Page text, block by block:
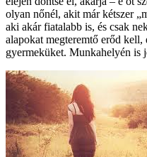
olyan nőnél, akit már kétszer
aki akár fiatalabb is, és csak
alapokat megteremtő erőd
gyermeküket. Munkahelyén is